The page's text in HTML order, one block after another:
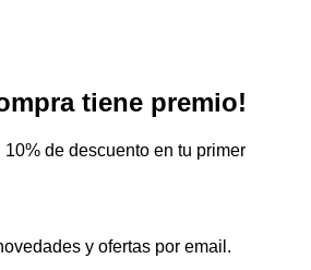
tiene premio!
de descuento en tu primer
y ofertas por email.